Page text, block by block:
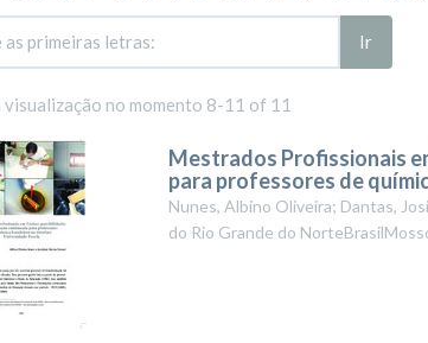
Ir
visualização no momento 8-11 of 11
Mestrados Profissionais
para professores de
Nunes, Albino Oliveira; Dantas,
do Rio Grande do